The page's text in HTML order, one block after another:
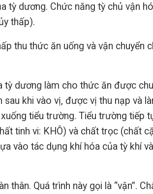
tỳ dương. Chức năng tỳ chủ vận
thấp).
thu thức ăn uống và vận chuyển
tỳ dương làm cho thức ăn được
sau khi vào vị, được vị thu nạp và
tiểu trường. Tiểu trường tiếp
tinh vi: KHÔ) và chất trọc (chất
vào tác dụng khí hóa của tỳ khí
thân. Quá trình này gọi là “vận”.